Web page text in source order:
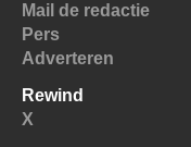
Mail de redactie
Pers
Adverteren
Rewind
X